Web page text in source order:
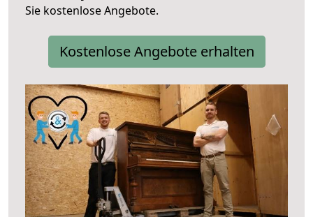
Sie kostenlose Angebote.
Kostenlose Angebote erhalten